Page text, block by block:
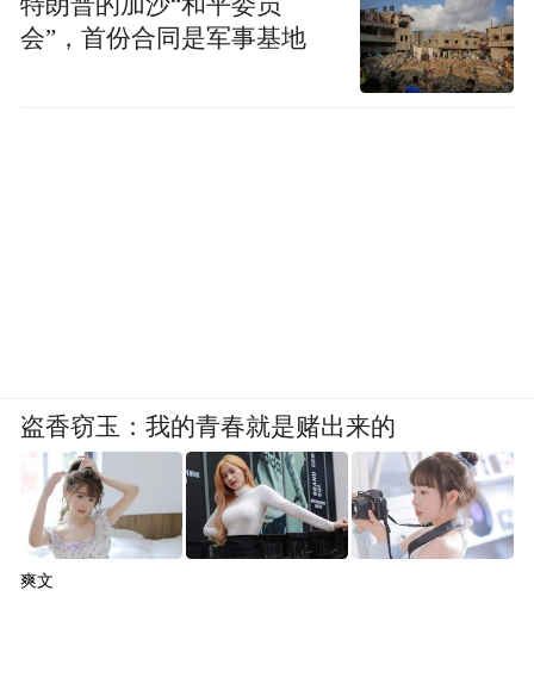
会”，首份合同是军事基地
盗香窃玉：我的青春就是赌出来的
爽文